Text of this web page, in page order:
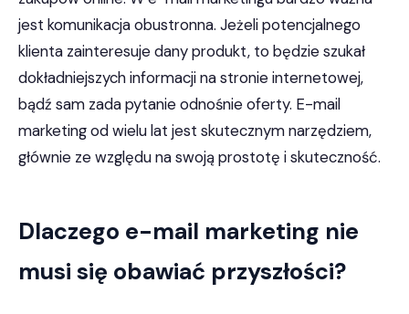
jest komunikacja obustronna. Jeżeli potencjalnego
klienta zainteresuje dany produkt, to będzie szukał
dokładniejszych informacji na stronie internetowej,
bądź sam zada pytanie odnośnie oferty. E-mail
marketing od wielu lat jest skutecznym narzędziem,
głównie ze względu na swoją prostotę i skuteczność.
Dlaczego e-mail marketing nie
musi się obawiać przyszłości?